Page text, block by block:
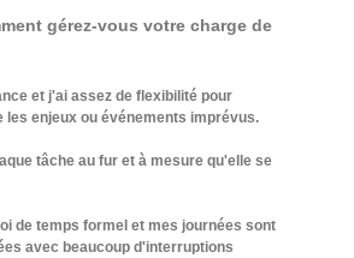
gérez-vous votre charge de
et j'ai assez de flexibilité pour
les enjeux ou événements imprévus.
tâche au fur et à mesure qu'elle se
de temps formel et mes journées sont
avec beaucoup d'interruptions